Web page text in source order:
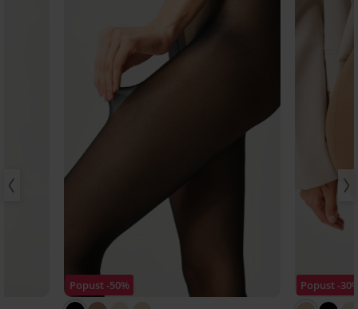
Popust -50% Popust -